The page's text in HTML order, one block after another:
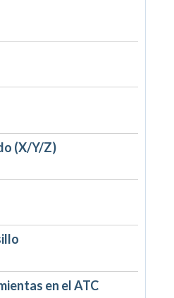
(X/Y/Z)
en el ATC